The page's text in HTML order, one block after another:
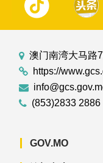
澳门南湾大马路
https://
(853)2833 2886
GOV.MO